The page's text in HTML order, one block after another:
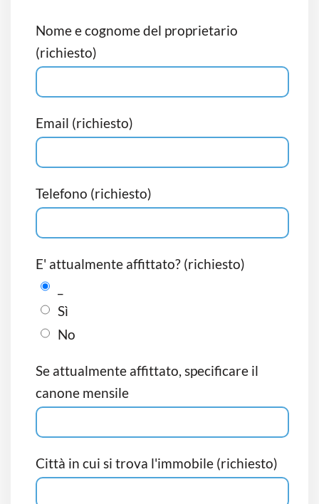
Nome e cognome del proprietario
(richiesto)
Email (richiesto)
Telefono (richiesto)
E' attualmente affittato? (richiesto)
Sì
No
Se attualmente affittato, specificare il
canone mensile
Città in cui si trova l'immobile (richiesto)